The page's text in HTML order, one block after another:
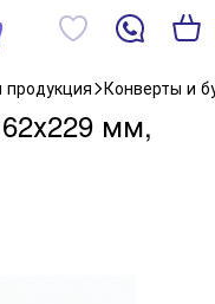
Конверты и
мм,